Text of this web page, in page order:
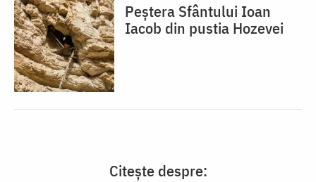
Peștera Sfântului Ioan
Iacob din pustia Hozevei
Citește despre: